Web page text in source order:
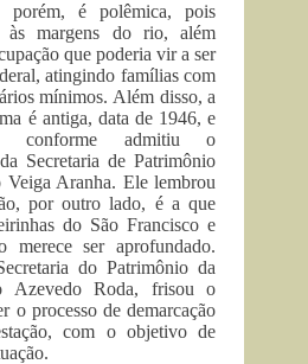
porém, é polêmica, pois
às margens do rio, além
que poderia vir a ser
atingindo famílias com
mínimos. Além disso, a
é antiga, data de 1946, e
conforme admitiu o
Secretaria de Patrimônio
Aranha. Ele lembrou
por outro lado, é a que
do São Francisco e
ser aprofundado.
do Patrimônio da
Azevedo Roda, frisou o
o processo de demarcação
com o objetivo de